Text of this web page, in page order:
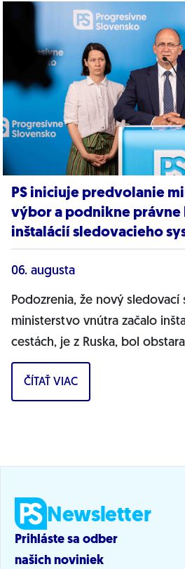
PS iniciuje predvolanie
výbor a podnikne
inštalácií sledovacieho
06. augusta
Podozrenia, že nový sledovací
ministerstvo vnútra začalo
cestách, je z Ruska, bol
firmu a môže ohrozovať
ČÍTAŤ VIAC
Newsletter
Prihláste sa odber
našich noviniek